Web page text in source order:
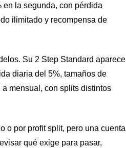
la segunda, con pérdida
ilimitado y recompensa de
Su 2 Step Standard aparece
diaria del 5%, tamaños de
mensual, con splits distintos
o por profit split, pero una cuenta
qué exige para pasar,